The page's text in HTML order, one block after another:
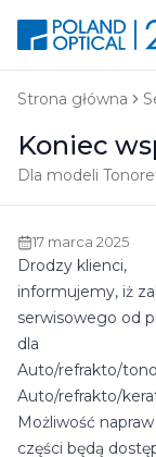
Strona główna
Koniec
Dla modeli
17 marca 2025
Drodzy klienci,
informujemy, iż
serwisowego od
dla
Auto/refrakto/
Auto/refrakto/
Możliwość
części będą